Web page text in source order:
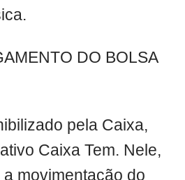
DO BOLSA
pela Caixa,
Caixa Tem. Nele,
movimentação do